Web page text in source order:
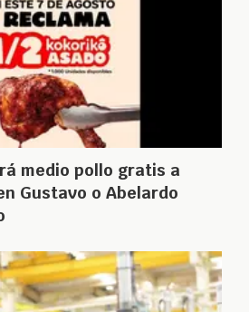
medio pollo gratis a
Gustavo o Abelardo